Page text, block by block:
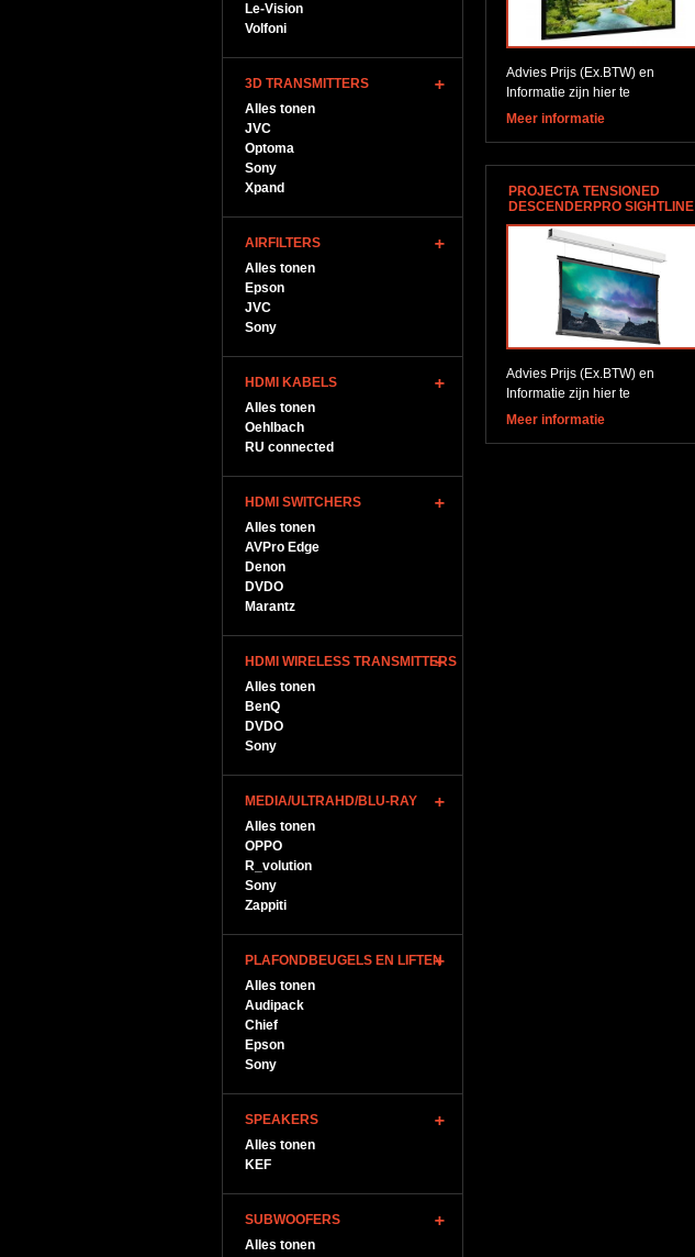
Le-Vision
Volfoni
3D TRANSMITTERS
Alles tonen
JVC
Optoma
Sony
Xpand
AIRFILTERS
Alles tonen
Epson
JVC
Sony
HDMI KABELS
Alles tonen
Oehlbach
RU connected
HDMI SWITCHERS
Alles tonen
AVPro Edge
Denon
DVDO
Marantz
HDMI WIRELESS TRANSMITTERS
Alles tonen
BenQ
DVDO
Sony
MEDIA/ULTRAHD/BLU-RAY
Alles tonen
OPPO
R_volution
Sony
Zappiti
PLAFONDBEUGELS EN LIFTEN
Alles tonen
Audipack
Chief
Epson
Sony
SPEAKERS
Alles tonen
KEF
SUBWOOFERS
Alles tonen
Advies Prijs (Ex.BTW) en
Informatie zijn hier te
downloaden
Meer informatie
PROJECTA TENSIONED
DESCENDERPRO SIGHTLINE
Advies Prijs (Ex.BTW) en
Informatie zijn hier te
downloaden
Meer informatie